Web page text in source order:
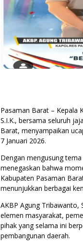
Pasaman Barat – Kepala
S.I.K., bersama seluruh
Barat, menyampaikan
7 Januari 2026.
Dengan mengusung
menegaskan bahwa
Kabupaten Pasaman
menunjukkan berbagai
AKBP Agung Tribawanto,
elemen masyarakat,
pihak yang selama ini
pembangunan daerah.